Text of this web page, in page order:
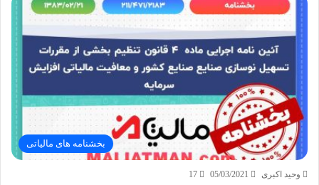
بخشنامه های مالیاتی
وحید اکبری 05/03/2021
17